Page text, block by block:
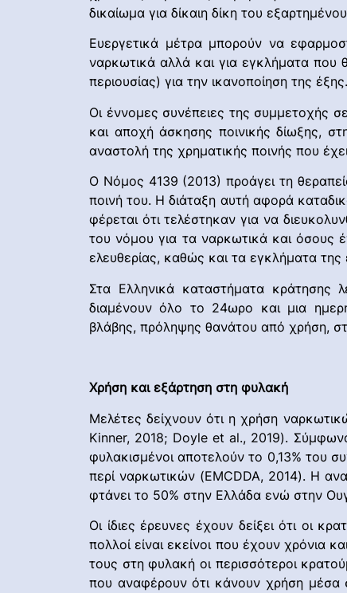
δικαίωμα για δίκαιη δίκη του
Ευεργετικά μέτρα μπορούν να
ναρκωτικά αλλά και για εγκλήματα που
περιουσίας) για την ικανοποίηση της έξης.
Οι έννομες συνέπειες της συμμετοχής
και αποχή άσκησης ποινικής δίωξης,
αναστολή της χρηματικής ποινής που έχει
Ο Νόμος 4139 (2013) προάγει τη
ποινή του. Η διάταξη αυτή αφορά
φέρεται ότι τελέστηκαν για να
του νόμου για τα ναρκωτικά και όσους
ελευθερίας, καθώς και τα εγκλήματα
Στα Ελληνικά καταστήματα κράτησης
διαμένουν όλο το 24ωρο και μια
βλάβης, πρόληψης θανάτου από χρήση,
Χρήση και εξάρτηση στη φυλακή
Μελέτες δείχνουν ότι η χρήση
Kinner, 2018; Doyle et al., 2019).
φυλακισμένοι αποτελούν το 0,13% του
περί ναρκωτικών (EMCDDA, 2014). Η
φτάνει το 50% στην Ελλάδα ενώ στην
Οι ίδιες έρευνες έχουν δείξει ότι οι
πολλοί είναι εκείνοι που έχουν χρόνια
τους στη φυλακή οι περισσότεροι
που αναφέρουν ότι κάνουν χρήση μέσα